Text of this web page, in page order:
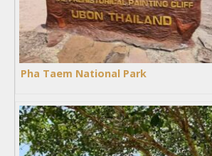
Pha Taem National Park